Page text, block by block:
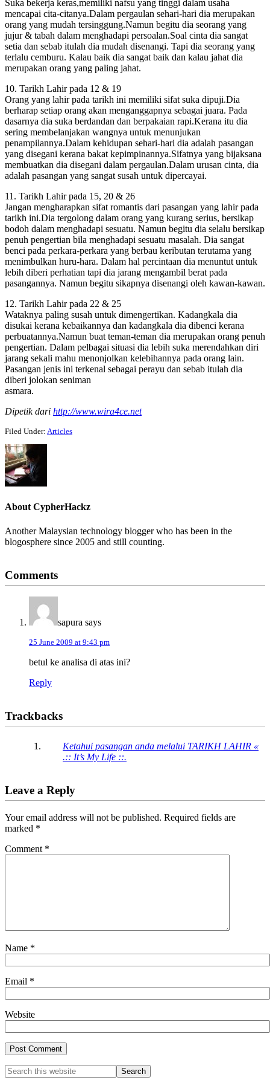
Suka bekerja keras,memiliki nafsu yang tinggi dalam usaha
mencapai cita-citanya.Dalam pergaulan sehari-hari dia merupakan
orang yang mudah tersinggung.Namun begitu dia seorang yang
jujur & tabah dalam menghadapi persoalan.Soal cinta dia sangat
setia dan sebab itulah dia mudah disenangi. Tapi dia seorang yang
terlalu cemburu. Kalau baik dia sangat baik dan kalau jahat dia
merupakan orang yang paling jahat.
10. Tarikh Lahir pada 12 & 19
Orang yang lahir pada tarikh ini memiliki sifat suka dipuji.Dia
berharap setiap orang akan menganggapnya sebagai juara. Pada
dasarnya dia suka berdandan dan berpakaian rapi.Kerana itu dia
sering membelanjakan wangnya untuk menunjukan
penampilannya.Dalam kehidupan sehari-hari dia adalah pasangan
yang disegani kerana bakat kepimpinannya.Sifatnya yang bijaksana
membuatkan dia disegani dalam pergaulan.Dalam urusan cinta, dia
adalah pasangan yang sangat susah untuk dipercayai.
11. Tarikh Lahir pada 15, 20 & 26
Jangan mengharapkan sifat romantis dari pasangan yang lahir pada
tarikh ini.Dia tergolong dalam orang yang kurang serius, bersikap
bodoh dalam menghadapi sesuatu. Namun begitu dia selalu bersikap
penuh pengertian bila menghadapi sesuatu masalah. Dia sangat
benci pada perkara-perkara yang berbau keributan terutama yang
menimbulkan huru-hara. Dalam hal percintaan dia menuntut untuk
lebih diberi perhatian tapi dia jarang mengambil berat pada
pasangannya. Namun begitu sikapnya disenangi oleh kawan-kawan.
12. Tarikh Lahir pada 22 & 25
Wataknya paling susah untuk dimengertikan. Kadangkala dia
disukai kerana kebaikannya dan kadangkala dia dibenci kerana
perbuatannya.Namun buat teman-teman dia merupakan orang penuh
pengertian. Dalam pelbagai situasi dia lebih suka merendahkan diri
jarang sekali mahu menonjolkan kelebihannya pada orang lain.
Pasangan jenis ini terkenal sebagai perayu dan sebab itulah dia
diberi jolokan seniman
asmara.
Dipetik dari http://www.wira4ce.net
Filed Under: Articles
AboutCypherHackz
Another Malaysian technology blogger who has been in the
blogosphere since 2005 and still counting.
Interactions
Comments
sapura says
25 June 2009 at 9:43 pm
betul ke analisa di atas ini?
Reply
Trackbacks
Ketahui pasangan anda melalui TARIKH LAHIR «
.:: It’s My Life ::.
Leave a Reply
Your email address will not be published. Required fields are
marked *
Comment *
Name *
Email *
Website
Primary
Search
this